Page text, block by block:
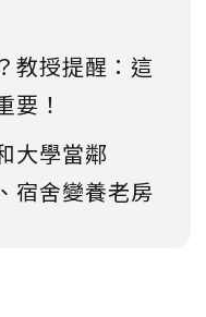
教授提醒：這
要！
大學當鄰
宿舍變養老房